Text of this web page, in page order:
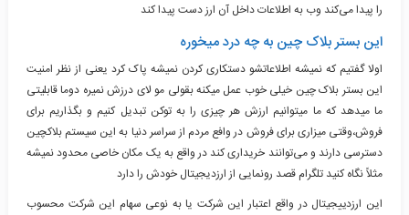
را پیدا می‌کند وب به اطلاعات داخل آن ارز دست پیدا کند
این بستر بلاک چین به چه درد میخوره
اولا گفتیم که نمیشه اطلاعاتشو دستکاری کردن نمیشه پاک کرد یعنی از نظر امنیت
این بستر بلاک چین خیلی خوب عمل میکنه بقولی مو لای درزش نمیره دوما قابلیتی
ما میدهد که ما میتوانیم ارزش هر چیزی را به توکن تبدیل کنیم و بگذاریم برای
فروش،وقتی میزاری برای فروش در وافع مردم از سراسر دنیا به این سیستم بلاکچین
دسترسی دارند و می‌توانند خریداری کند در واقع به یک مکان خاصی محدود نمیشه
مثلاً نگاه کنید تلگرام قصد رونمایی از ارزدیجیتال خودش را دارد
این ارزدییجیتال در واقع اعتبار این شرکت یا به نوعی سهام این شرکت محسوب